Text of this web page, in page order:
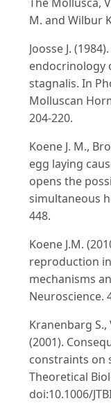
M. and Wilbur
Joosse J.
endocrinology
stagnalis. In
Molluscan
204-220.
Koene J. M.,
egg laying
opens the
simultaneous
448.
Koene J.M.
reproduction
mechanisms
Neuroscience.
Kranenbarg S.,
(2001).
constraints on
Theoretical
doi:10.1006/